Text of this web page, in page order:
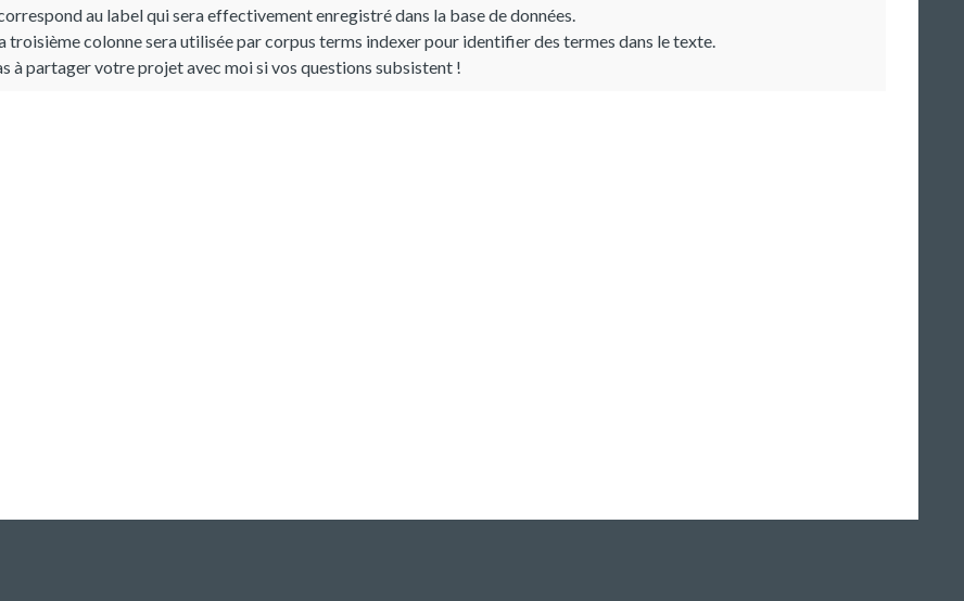
au label qui sera effectivement enregistré dans la base de données.
troisième colonne sera utilisée par corpus terms indexer pour identifier des termes dans le texte.
à partager votre projet avec moi si vos questions subsistent !